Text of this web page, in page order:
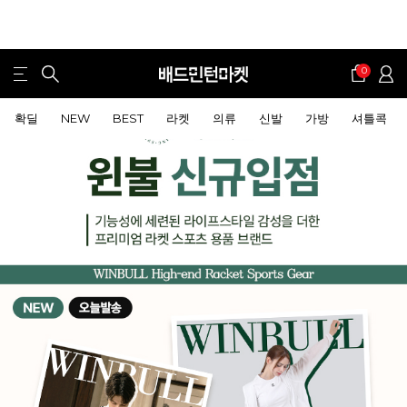
0
확딜 NEW BEST 라켓 의류 신발 가방 셔틀콕